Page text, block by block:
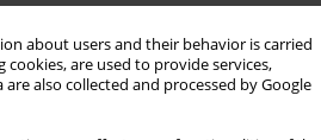
about users and their behavior is carried
are used to provide services,
are also collected and processed by Google